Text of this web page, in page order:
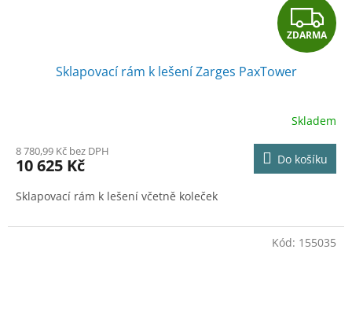
Z
D
R
M
A
ZDARMA
Sklapovací rám k lešení Zarges PaxTower
Skladem
8 780,99 Kč bez DPH
10 625 Kč Do košíku
Sklapovací rám k lešení včetně koleček
Kód: 155035